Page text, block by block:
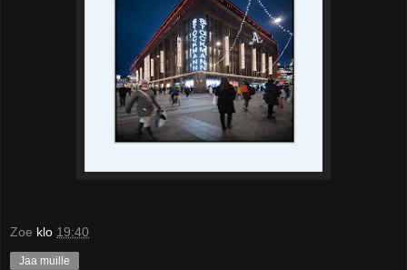
Zoe klo 19:40
Jaa muille